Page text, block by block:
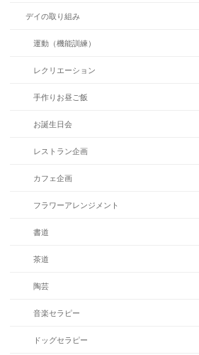
デイの取り組み
運動（機能訓練）
レクリエーション
手作りお昼ご飯
お誕生日会
レストラン企画
カフェ企画
フラワーアレンジメント
書道
茶道
陶芸
音楽セラピー
ドッグセラピー